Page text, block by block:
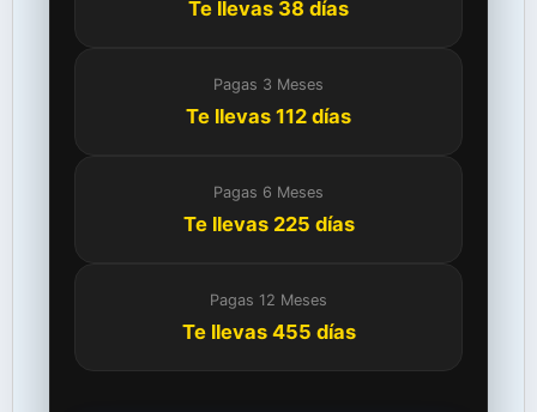
Te llevas 38 días
Pagas 3 Meses
Te llevas 112 días
Pagas 6 Meses
Te llevas 225 días
Pagas 12 Meses
Te llevas 455 días